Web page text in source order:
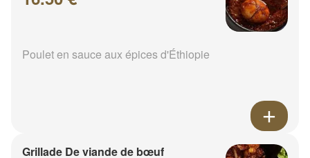
Poulet en sauce aux épices d'Éthiopie
Grillade De viande de bœuf